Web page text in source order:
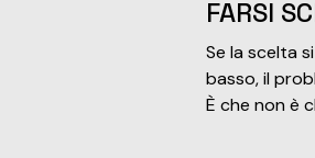
FARSI
Se la scelta
basso, il
È che non è